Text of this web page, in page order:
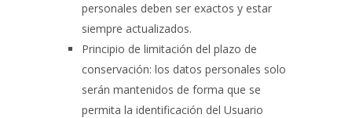
personales deben ser exactos y estar
siempre actualizados.
Principio de limitación del plazo de
conservación: los datos personales solo
serán mantenidos de forma que se
permita la identificación del Usuario